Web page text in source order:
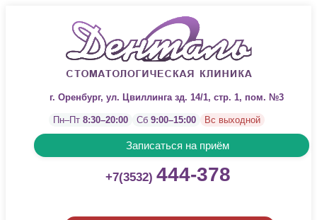
г. Оренбург, ул. Цвиллинга зд. 14/1, стр. 1, пом. №3
Пн–Пт 8:30–20:00 Сб 9:00–15:00 Вс выходной
Записаться на приём
+7(3532) 444-378